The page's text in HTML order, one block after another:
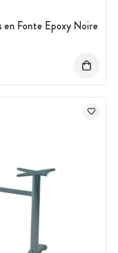
en Fonte Epoxy Noire